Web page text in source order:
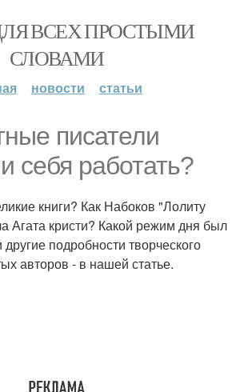
ВСЕХ ПРОСТЫМИ
СЛОВАМИ
новости статьи
писатели
себя работать?
книги? Как Набоков "Лолиту
Агата кристи? Какой режим дня был
подробности творческого
авторов - в нашей статье.